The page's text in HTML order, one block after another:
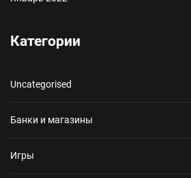
Категории
Uncategorised
Банки и магазины
Игры